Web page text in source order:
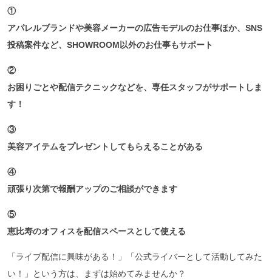
①
アパレルブランドや美容メーカーの広告モデルのお仕事ほか、SNS
投稿案件など、SHOWROOM以外のお仕事もサポート
②
お困りごとや配信テクニックなどを、 専任スタッフがサポートしま
す！
③
美容アイテムをプレゼントしてもらえることがある
④
頑張り次第で報酬アップのご相談ができます
⑤
恵比寿のオフィスを配信スペースとして使える
「ライブ配信に興味がある！」「公式ライバーとして活動してみた
い！」という方は、まずは始めてみませんか？